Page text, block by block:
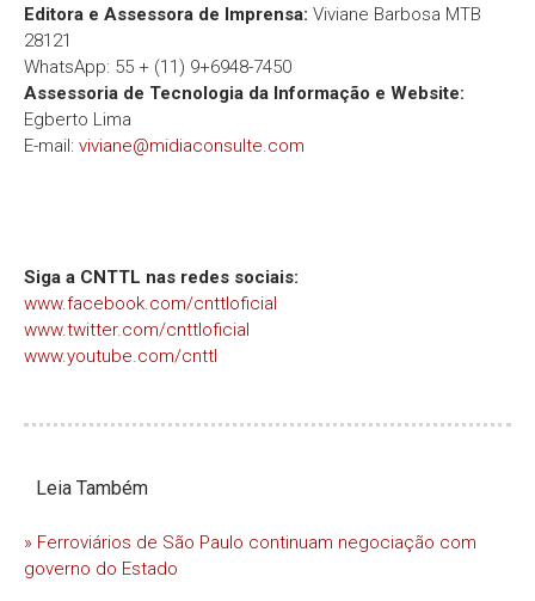
Editora e Assessora de Imprensa: Viviane Barbosa MTB
28121
WhatsApp: 55 + (11) 9+6948-7450
Assessoria de Tecnologia da Informação e Website:
Egberto Lima
E-mail: viviane@midiaconsulte.com
Siga a CNTTL nas redes sociais:
www.facebook.com/cnttloficial
www.twitter.com/cnttloficial
www.youtube.com/cnttl
Leia Também
» Ferroviários de São Paulo continuam negociação com
governo do Estado